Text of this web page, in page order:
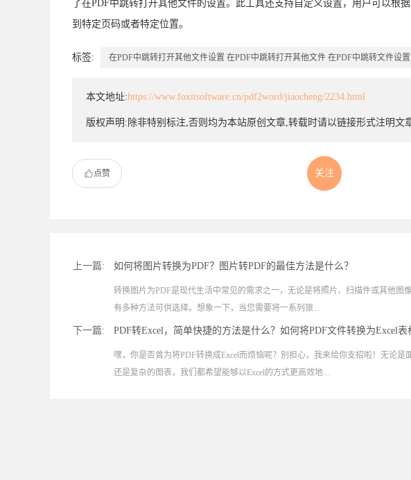
了在PDF中跳转打开其他文件的设置。此工具还支持自定义设置，用户可以根
到特定页码或者特定位置。
标签: 在PDF中跳转打开其他文件设置 在PDF中跳转打开其他文件 在PDF中跳转文件设置
本文地址:https://www.foxitsoftware.cn/pdf2word/jiaocheng/2234.html
版权声明:除非特别标注,否则均为本站原创文章,转载时请以链接形式注明文
点赞 关注
上一篇: 如何将图片转换为PDF？图片转PDF的最佳方法是什么？
转换图片为PDF是现代生活中常见的需求之一，无论是将照片、扫描件或其他图
有多种方法可供选择。想象一下，当您需要将一系列旅...
下一篇: PDF转Excel，简单快捷的方法是什么？如何将PDF文件转换为Excel表
嘿，你是否曾为将PDF转换成Excel而烦恼呢？别担心，我来给你支招啦！无论是
还是复杂的图表，我们都希望能够以Excel的方式更高效地...